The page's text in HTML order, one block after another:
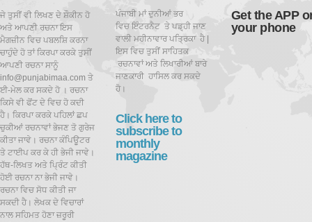
ਜੇ ਤੁਸੀਂ ਵੀ ਲਿਖਣ ਦੇ ਸ਼ੌਕੀਨ ਹੋ
ਅਤੇ ਆਪਣੀ ਰਚਨਾ ਇਸ
ਮੈਗਜ਼ੀਨ ਵਿਚ ਪਬਲਸ਼ਿ ਕਰਨਾ
ਚਾਹੁੰਦੇ ਹੋ ਤਾਂ ਕਿਰਪਾ ਕਰਕੇ ਤੁਸੀਂ
ਆਪਣੀ ਰਚਨਾ ਸਾਨੂੰ
info@punjabimaa.com ਤੇ
ਈ-ਮੇਲ ਕਰ ਸਕਦੇ ਹੋ । ਰਚਨਾ
ਕਿਸੇ ਵੀ ਫੋਂਟ ਦੇ ਵਿਚ ਹੋ ਕਦੀ
ਹੈ। ਕਿਰਪਾ ਕਰਕੇ ਪਹਿਲਾਂ ਛਪ
ਚੁਕੀਆਂ ਰਚਨਾਵਾਂ ਭੇਜਣ ਤੋ ਗੁਰੇਜ
ਕੀਤਾ ਜਾਵੇ। ਰਚਨਾ ਕੰਪਿਊਟਰ
ਤੇ ਟਾਈਪ ਕਰ ਕੇ ਹੀ ਭੇਜੀ ਜਾਵੇ।
ਹੱਥ-ਲਿਖਤ ਅਤੇ ਪ੍ਰਿੰਟ ਕੀਤੀ
ਹੋਈ ਰਚਨਾ ਨਾ ਭੇਜੀ ਜਾਵੇ।
ਰਚਨਾ ਵਿਚ ਸੋਧ ਕੀਤੀ ਜਾ
ਸਕਦੀ ਹੈ। ਲੇਖਕ ਦੇ ਵਿਚਾਰਾਂ
ਨਾਲ ਸਹਿਮਤ ਹੋਣਾ ਜ਼ਰੂਰੀ
ਪੰਜਾਬੀ ਮਾਂ ਦੁਨੀਆਂ ਭਰ
ਵਿਚ ਇੰਟਰਨੈਟ ਤੇ ਪਡ਼੍ਹੀ ਜਾਣ
ਵਾਲੀ ਮਹੀਨਾਵਾਰ ਪਤ੍ਰਿਕਾ ਹੈ |
ਇਸ ਵਿਚ ਤੁਸੀਂ ਸਾਹਿਤਕ
ਰਚਨਾਵਾਂ ਅਤੇ ਲਿਖਾਰੀਆਂ ਬਾਰੇ
ਜਾਣਕਾਰੀ ਹਾਸਿਲ ਕਰ ਸਕਦੇ
ਹੋ।
Click here to
subscribe to
monthly
magazine
Get the APP
your phone